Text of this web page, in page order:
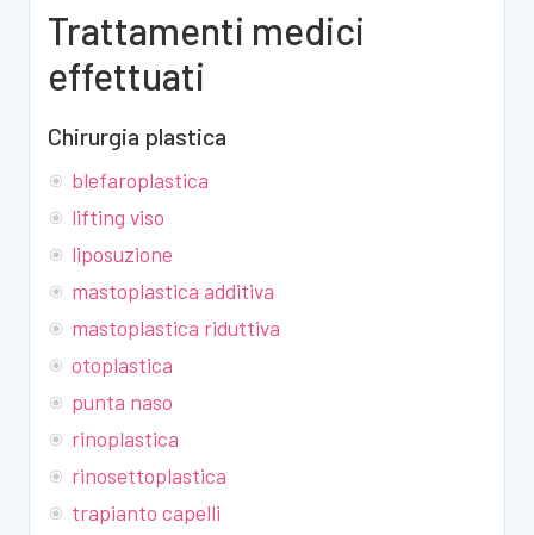
Trattamenti medici
effettuati
Chirurgia plastica
blefaroplastica
lifting viso
liposuzione
mastoplastica additiva
mastoplastica riduttiva
otoplastica
punta naso
rinoplastica
rinosettoplastica
trapianto capelli